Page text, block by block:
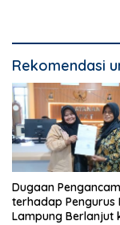
Rekomendasi
Dugaan
terhadap Pengurus
Lampung Berlanjut